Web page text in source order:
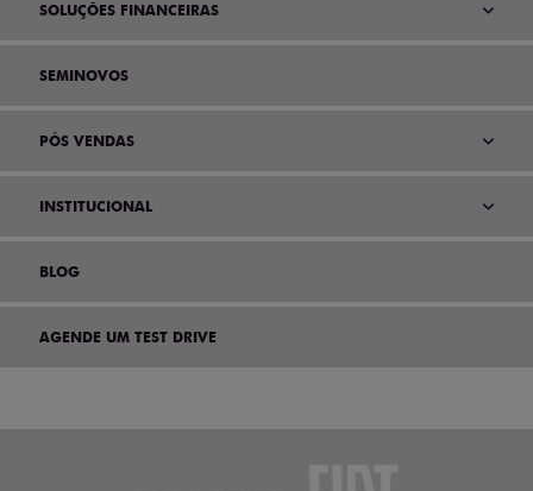
SOLUÇÕES FINANCEIRAS
SEMINOVOS
PÓS VENDAS
INSTITUCIONAL
BLOG
AGENDE UM TEST DRIVE